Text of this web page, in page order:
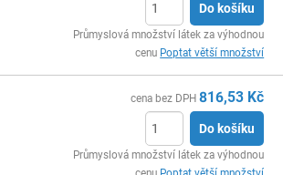
Do košíku
Průmyslová množství látek za výhodnou
cenu Poptat větší množství
cena bez DPH 816,53 Kč
Do košíku
Průmyslová množství látek za výhodnou